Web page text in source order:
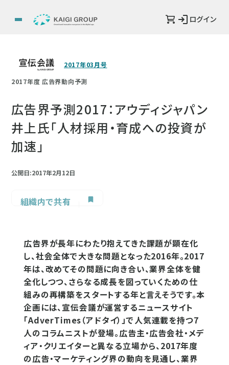
ログイン
2017年03月号
2017年度 広告界動向予測
広告界予測2017：アウディジャパン
井上氏「人材採用・育成への投資が
加速」
公開日:2017年2月12日
組織内で共有
広告界が長年にわたり抱えてきた課題が顕在化
し、社会全体で大きな問題となった2016年。2017
年は、改めてその問題に向き合い、業界全体を健
全化しつつ、さらなる成長を図っていくための仕
組みの再構築をスタートする年と言えそうです。本
企画には、宣伝会議が運営するニュースサイト
「AdverTimes（アドタイ）」で人気連載を持つ7
人のコラムニストが登場。広告主・広告会社・メデ
ィア・クリエイターと異なる立場から、2017年度
の広告・マーケティング界の動向を見通し、業界